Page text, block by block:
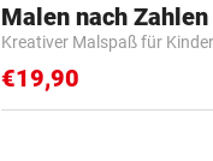
Kreativer Malspaß für Kinder
€19,90